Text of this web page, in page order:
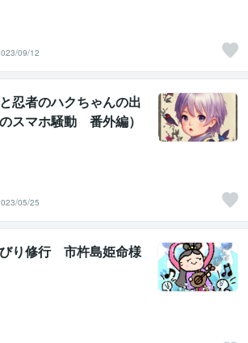
09/12
忍者のハクちゃんの出
スマホ騒動 番外編）
05/25
り修行 市杵島姫命様